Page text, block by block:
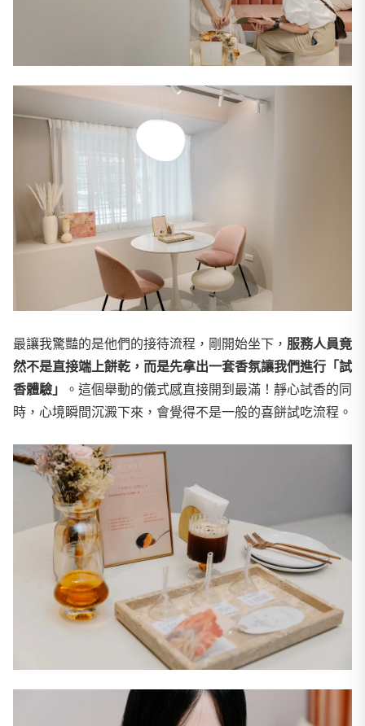
最讓我驚豔的是他們的接待流程，剛開始坐下， 服務人員竟
然不是直接端上餅乾，而是先拿出一套香氛讓我們進行「試
香體驗」
。這個舉動的儀式感直接開到最滿！靜心試香的同
時，心境瞬間沉澱下來，會覺得不是一般的喜餅試吃流程。